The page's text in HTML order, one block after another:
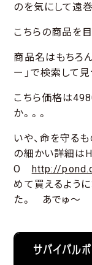
のを気にして遠
こちらの商品を
商品名はもちろ
ー」で検索して見
こちら価格は
か。。。
いや、命を守る
の細かい詳細は
O http://
めて買えるよう
た。 あでゅ～
サバイバルポ